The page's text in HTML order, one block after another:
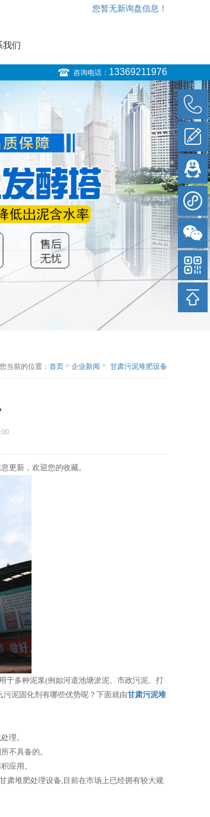
您暂无新询盘信息！
我们
咨询电话： 13369211976
您当前的位置： 首页 > 企业新闻 > 甘肃污泥堆肥设备
更新，欢迎您的收藏。
于多种泥浆(例如河道池塘淤泥、市政污泥、打
泥固化剂有哪些优势呢？下面就由甘肃污泥堆
理。
不具备的。
应用。
肃堆肥处理设备,目前在市场上已经拥有较大规